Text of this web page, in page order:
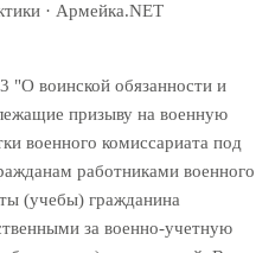
· Армейка.NET
"О воинской обязанности и
призыву на военную
военного комиссариата под
работниками военного
(учебы) гражданина
за военно-учетную